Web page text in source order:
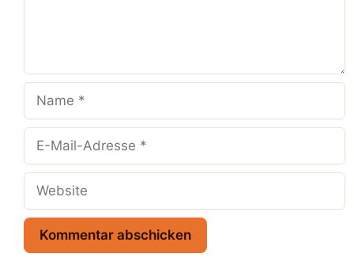
Name
Adresse
Website